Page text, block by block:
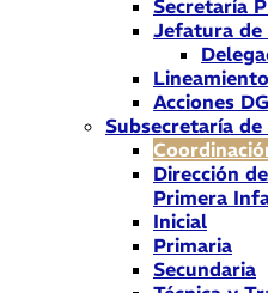
Secretaría
Jefatura de
Acciones
Subsecretaría de
Dirección
Primera
Inicial
Primaria
Secundaria